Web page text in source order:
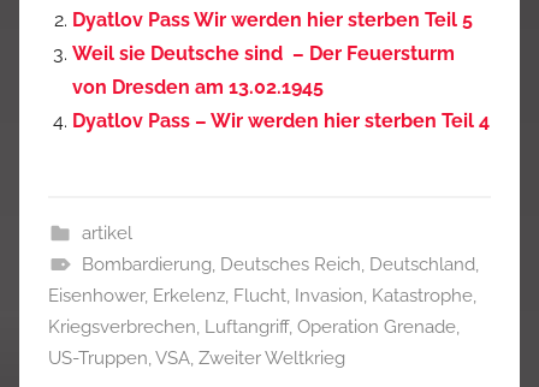
Dyatlov Pass Wir werden hier sterben Teil 5
Weil sie Deutsche sind – Der Feuersturm
von Dresden am 13.02.1945
Dyatlov Pass – Wir werden hier sterben Teil 4
artikel
Bombardierung, Deutsches Reich, Deutschland,
Eisenhower, Erkelenz, Flucht, Invasion, Katastrophe,
Kriegsverbrechen, Luftangriff, Operation Grenade,
US-Truppen,VSA, Zweiter Weltkrieg